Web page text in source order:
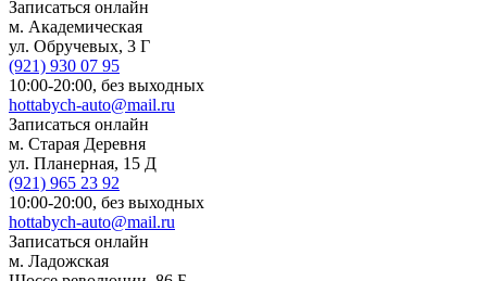
Записаться онлайн
м. Академическая
ул. Обручевых, 3 Г
(921) 930 07 95
10:00-20:00, без выходных
hottabych-auto@mail.ru
Записаться онлайн
м. Старая Деревня
ул. Планерная, 15 Д
(921) 965 23 92
10:00-20:00, без выходных
hottabych-auto@mail.ru
Записаться онлайн
м. Ладожская